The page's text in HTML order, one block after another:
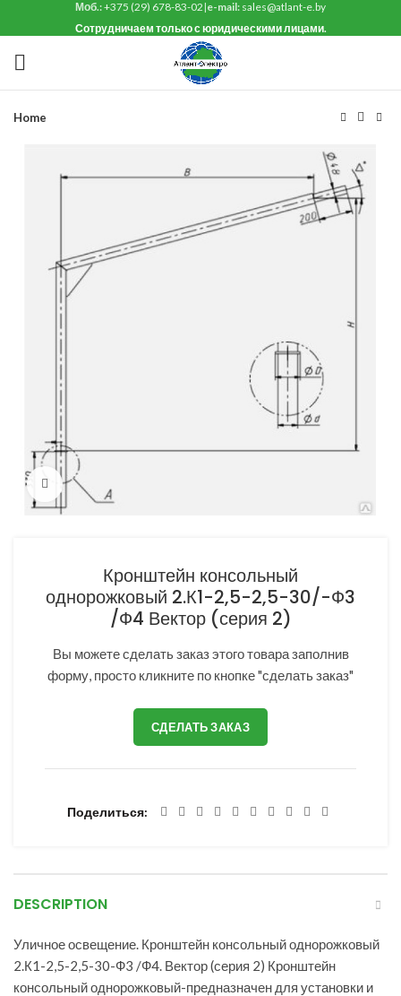
Моб.:+375 (29) 678-83-02 |e-mail: sales@atlant-e.by
Сотрудничаем только с юридическими лицами.
Home
Нажмите, чтобы увеличить
Кронштейн консольный
однорожковый 2.К1-2,5-2,5-30/-Ф3
/Ф4 Вектор (серия 2)
Вы можете сделать заказ этого товара заполнив
форму, просто кликните по кнопке "сделать заказ"
СДЕЛАТЬ ЗАКАЗ
Поделиться
DESCRIPTION
Уличное освещение. Кронштейн консольный однорожковый
2.К1-2,5-2,5-30-Ф3 /Ф4. Вектор (серия 2) Кронштейн
консольный однорожковый-предназначен для установки и